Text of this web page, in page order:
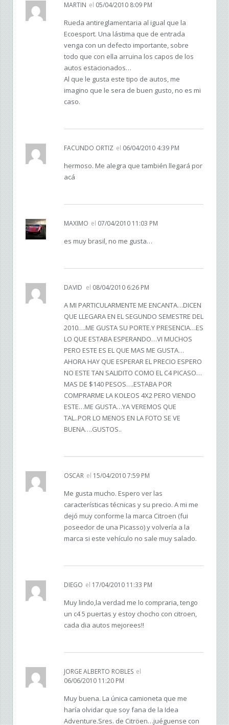
MARTIN el 05/04/2010 8:09 PM
Rueda antireglamentaria al igual que la
Ecoesport. Una lástima que de entrada
venga con un defecto importante, sobre
todo que con ella arruina los capos de los
autos estacionados…
Al que le gusta este tipo de autos, me
imagino que le sera de buen gusto, no es mi
caso.
FACUNDO ORTIZ el 06/04/2010 4:39 PM
hermoso. Me alegra que también llegará por
acá
MAXIMO el 07/04/2010 11:03 PM
es muy brasil, no me gusta…
DAVID el 08/04/2010 6:26 PM
A MI PARTICULARMENTE ME ENCANTA…DICEN
QUE LLEGARA EN EL SEGUNDO SEMESTRE DEL
2010….ME GUSTA SU PORTE.Y PRESENCIA…ES
LO QUE ESTABA ESPERANDO…VI MUCHOS
PERO ESTE ES EL QUE MAS ME GUSTA…
AHORA HAY QUE ESPERAR EL PRECIO ESPERO
NO ESTE TAN SALIDITO COMO EL C4 PICASO…
MAS DE $140 PESOS….ESTABA POR
COMPRARME LA KOLEOS 4X2 PERO VIENDO
ESTE…ME GUSTA…YA VEREMOS QUE
TAL..POR LO MENOS EN LA FOTO SE VE
BUENA….GUSTOS..
OSCAR el 15/04/2010 7:59 PM
Me gusta mucho. Espero ver las
características técnicas y su precio. A mi me
dejó muy conforme la marca Citroen (fui
poseedor de una Picasso) y volvería a la
marca si este vehículo no sale muy salado.
DIEGO el 17/04/2010 11:33 PM
Muy lindo,la verdad me lo compraria, tengo
un c4 5 puertas y estoy chocho con citroen,
cada dia autos mejorees!!
JORGE ALBERTO ROBLES el
06/06/2010 11:20 PM
Muy buena. La única camioneta que me
haría olvidar que soy fana de la Idea
Adventure.Sres. de Citröen…juéguense con